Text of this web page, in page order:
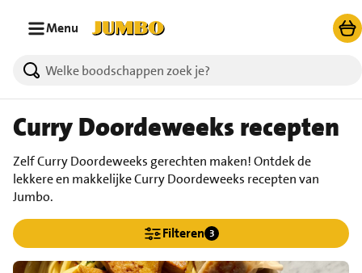
Menu
Curry Doordeweeks recepten
Zelf Curry Doordeweeks gerechten maken! Ontdek de
lekkere en makkelijke Curry Doordeweeks recepten van
Jumbo.
Filteren 3